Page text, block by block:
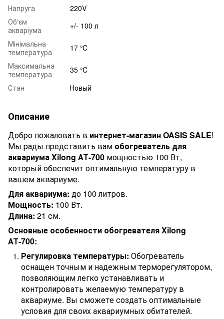
Напруга
220V
Об'єм
акваріума
+/- 100 л
Мінімальна
температура
17 ℃
Максимальна
температура
35 ℃
Стан
Новый
Описание
Добро пожаловать в интернет-магазин OASIS SALE!
Мы рады представить вам обогреватель для
аквариума Xilong АТ-700 мощностью 100 Вт,
который обеспечит оптимальную температуру в
вашем аквариуме.
Для аквариума: до 100 литров.
Мощность: 100 Вт.
Длина: 21 см.
Основные особенности обогревателя Xilong
АТ-700:
Регулировка температуры: Обогреватель
оснащен точным и надежным терморегулятором,
позволяющим легко устанавливать и
контролировать желаемую температуру в
аквариуме. Вы сможете создать оптимальные
условия для своих аквариумных обитателей.